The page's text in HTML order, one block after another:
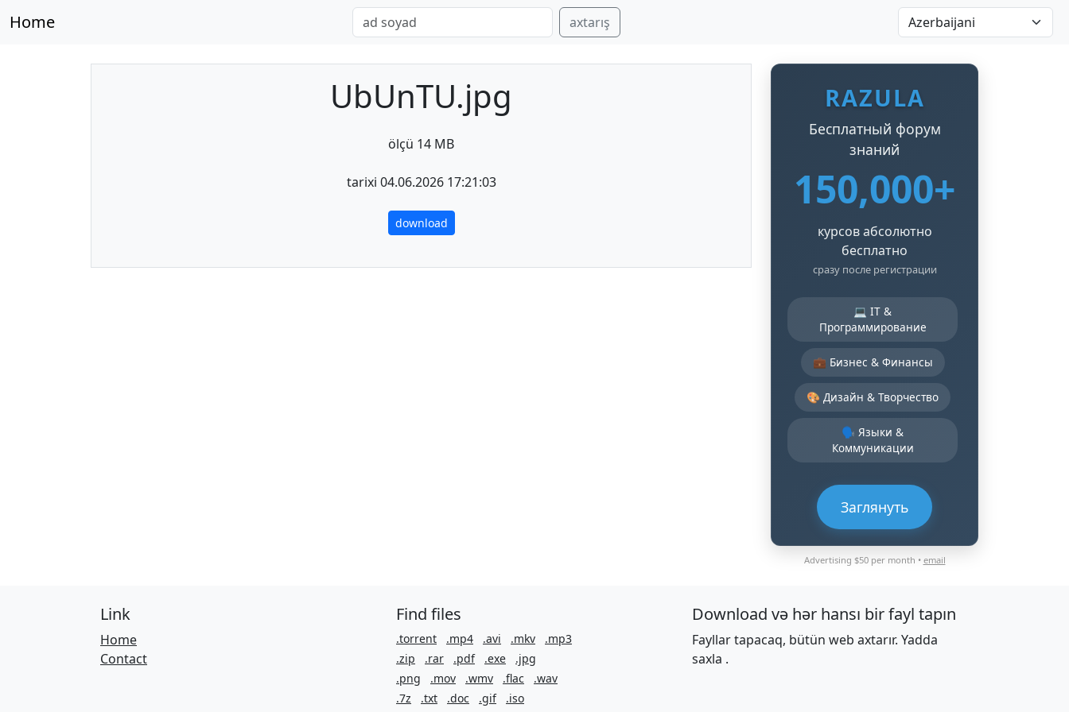
Home axtarış
UbUnTU.jpg
ölçü 14 MB
tarixi 04.06.2026 17:21:03
download
RAZULA
Бесплатный форум
знаний
150,000+
курсов абсолютно
бесплатно
сразу после регистрации
💻 IT &
Программирование
💼 Бизнес & Финансы
🎨 Дизайн & Творчество
🗣️ Языки &
Коммуникации
Заглянуть
Advertising $50 per month • email
Link
Home
Contact
Find files
.torrent .mp4 .avi .mkv
.mp3
.zip
.rar .pdf .exe
.jpg
.png
.mov .wmv .flac
.wav
.7z
.txt .doc .gif .iso
Download və hər hansı bir fayl tapın
Fayllar tapacaq, bütün web axtarır. Yadda
saxla .